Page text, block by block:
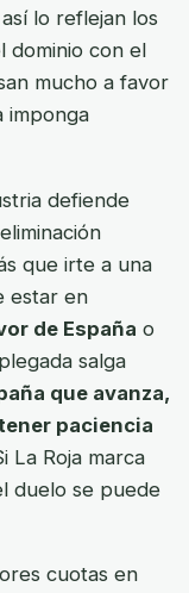
lo reflejan los
dominio con el
mucho a favor
imponga
defiende
que irte a una
estar en
de España o
salga
que avanza,
paciencia
La Roja marca
duelo se puede
cuotas en